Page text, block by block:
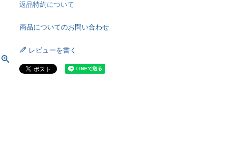
返品特約について
商品についてのお問い合わせ
レビューを書く